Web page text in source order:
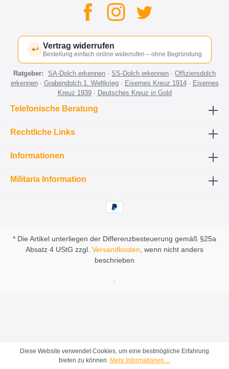
↩ Vertrag widerrufen
Bestellung einfach online widerrufen – ohne Begründung
Ratgeber: SA-Dolch erkennen ·SS-Dolch erkennen ·Offiziersdolch
erkennen· Grabendolch 1. Weltkrieg· Eisernes Kreuz 1914· Eisernes
Kreuz 1939· Deutsches Kreuz in Gold
Telefonische Beratung
Rechtliche Links
Informationen
Militaria Information
* Die Artikel unterliegen der Differenzbesteuerung gemäß §25a
Absatz 4 UStG zzgl. Versandkosten, wenn nicht anders
beschrieben
.
Diese Website verwendet Cookies, um eine bestmögliche Erfahrung
bieten zu können. Mehr Informationen ...